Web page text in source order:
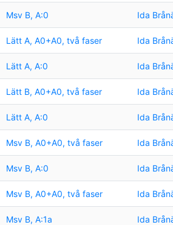
Msv B, A:0 Ida
Lätt A, A0+A0, två faser Ida
Lätt A, A:0 Ida
Lätt B, A0+A0, två faser Ida
Lätt A, A:0 Ida
Msv B, A0+A0, två faser Ida
Msv B, A:0 Ida
Msv B, A0+A0, två faser Ida
Msv B, A:1a Ida